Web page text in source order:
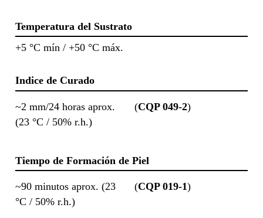
Temperatura del Sustrato
+5 °C mín / +50 °C máx.
Indice de Curado
~2 mm/24 horas aprox.
(23 °C / 50% r.h.)
(CQP 049-2)
Tiempo de Formación de Piel
~90 minutos aprox. (23
°C / 50% r.h.)
(CQP 019-1)